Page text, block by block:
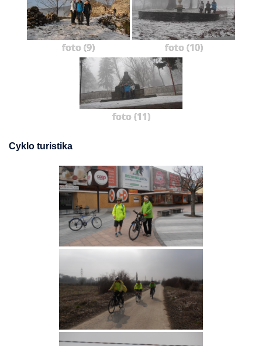
foto (9) foto (10)
foto (11)
Cyklo turistika